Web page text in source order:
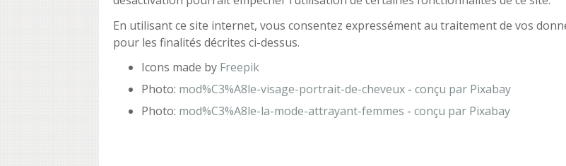
En utilisant ce site internet, vous consentez expressément au traitement de vos
pour les finalités décrites ci-dessus.
Icons made by Freepik
Photo: mod%C3%A8le-visage-portrait-de-cheveux - conçu par Pixabay
Photo: mod%C3%A8le-la-mode-attrayant-femmes - conçu par Pixabay